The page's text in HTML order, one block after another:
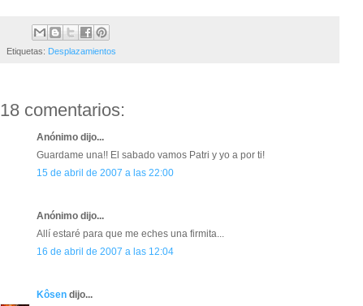
Etiquetas: Desplazamientos
18 comentarios:
Anónimo dijo...
Guardame una!! El sabado vamos Patri y yo a por ti!
15 de abril de 2007 a las 22:00
Anónimo dijo...
Allí estaré para que me eches una firmita...
16 de abril de 2007 a las 12:04
Kôsen dijo...